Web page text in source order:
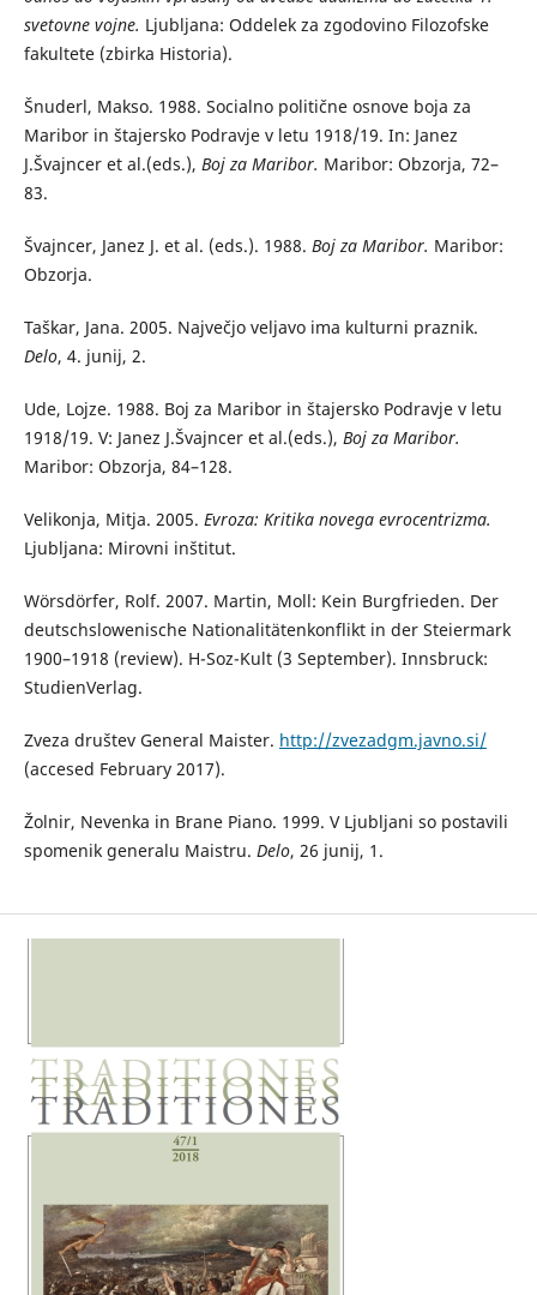
svetovne vojne. Ljubljana: Oddelek za zgodovino Filozofske
fakultete (zbirka Historia).
Šnuderl, Makso. 1988. Socialno politične osnove boja za
Maribor in štajersko Podravje v letu 1918/19. In: Janez
J.Švajncer et al.(eds.), Boj za Maribor. Maribor: Obzorja, 72–
83.
Švajncer, Janez J. et al. (eds.). 1988. Boj za Maribor. Maribor:
Obzorja.
Taškar, Jana. 2005. Največjo veljavo ima kulturni praznik.
Delo, 4. junij, 2.
Ude, Lojze. 1988. Boj za Maribor in štajersko Podravje v letu
1918/19. V: Janez J.Švajncer et al.(eds.), Boj za Maribor.
Maribor: Obzorja, 84–128.
Velikonja, Mitja. 2005. Evroza: Kritika novega evrocentrizma.
Ljubljana: Mirovni inštitut.
Wörsdörfer, Rolf. 2007. Martin, Moll: Kein Burgfrieden. Der
deutschslowenische Nationalitätenkonflikt in der Steiermark
1900–1918 (review). H-Soz-Kult (3 September). Innsbruck:
StudienVerlag.
Zveza društev General Maister. http://zvezadgm.javno.si/
(accesed February 2017).
Žolnir, Nevenka in Brane Piano. 1999. V Ljubljani so postavili
spomenik generalu Maistru. Delo, 26 junij, 1.